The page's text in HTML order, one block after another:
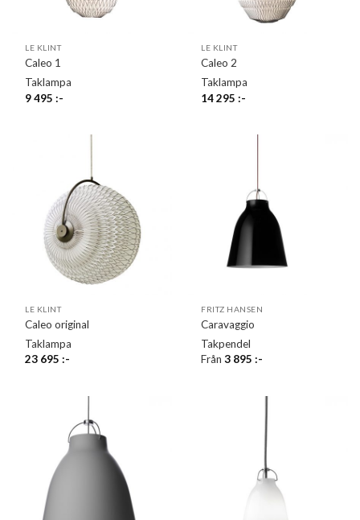
LE KLINT
Caleo 1
Taklampa
9 495:-
LE KLINT
Caleo 2
Taklampa
14 295:-
LE KLINT
Caleo original
Taklampa
23 695:-
FRITZ HANSEN
Caravaggio
Takpendel
Från3 895:-